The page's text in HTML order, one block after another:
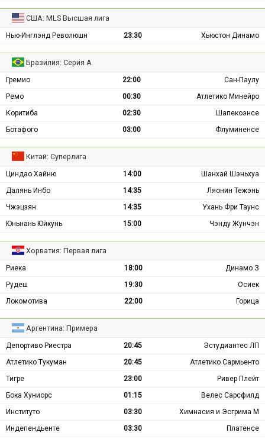
США: MLS Высшая лига
Нью-Инглэнд Революшн 23:30 Хьюстон Динамо
Бразилия: Серия А
Гремио 22:00
Сан-Паулу
Ремо
00:30
Атлетико Минейро
Коритиба
02:30
Шапекоэнсе
Ботафого
03:00 Флуминенсе
Китай: Суперлига
Циндао Хайню 14:00
Шанхай Шэньхуа
Далянь Инбо
14:35
Ляонин Тежэнь
Чжэцзян
14:35
Ухань Фри Таунс
Юньнань Юйкунь
15:00 Чэнду Жунчэн
Хорватия: Первая лига
Риека 18:00
Динамо З
Рудеш
19:30
Осиек
Локомотива
22:00 Горица
Аргентина: Примера
Депортиво Риестра 20:45
Эстудиантес ЛП
Атлетико Тукуман
20:45
Атлетико Сармьенто
Тигре
23:00
Ривер Плейт
Бока Хуниорс
01:15
Велес Сарсфилд
Институто
03:30
Химнасия и Эсгрима М
Индепендьенте
03:30 Платенсе